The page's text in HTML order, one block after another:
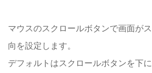
マウスのスクロールボタンで画面が
向を設定します。
デフォルトはスクロールボタンを下に